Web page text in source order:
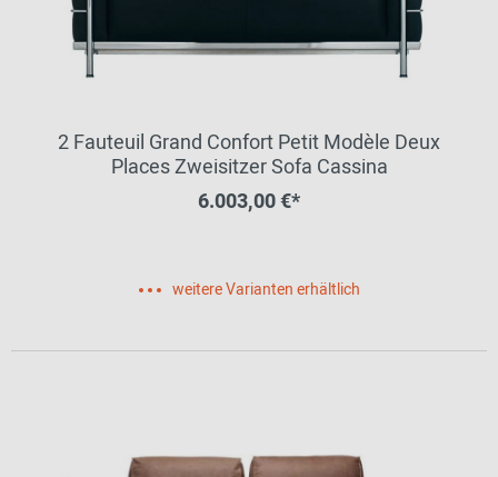
2 Fauteuil Grand Confort Petit Modèle Deux
Places Zweisitzer Sofa Cassina
6.003,00 €*
weitere Varianten erhältlich